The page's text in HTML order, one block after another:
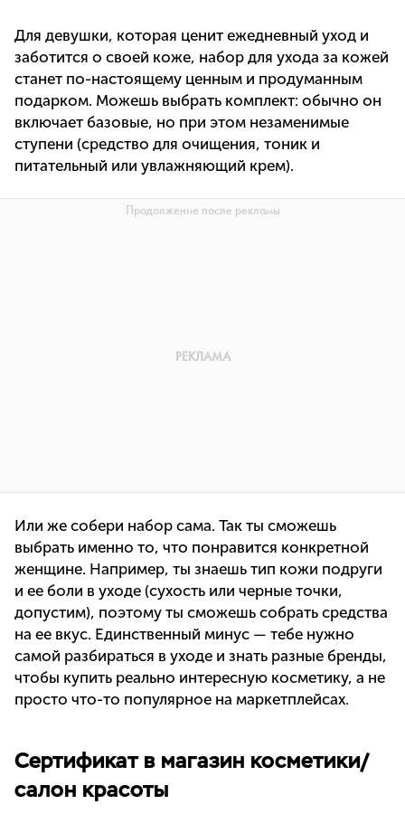
Для девушки, которая ценит ежедневный уход и
заботится о своей коже, набор для ухода за кожей
станет по-настоящему ценным и продуманным
подарком. Можешь выбрать комплект: обычно он
включает базовые, но при этом незаменимые
ступени (средство для очищения, тоник и
питательный или увлажняющий крем).
Или же собери набор сама. Так ты сможешь
выбрать именно то, что понравится конкретной
женщине. Например, ты знаешь тип кожи подруги
и ее боли в уходе (сухость или черные точки,
допустим), поэтому ты сможешь собрать средства
на ее вкус. Единственный минус — тебе нужно
самой разбираться в уходе и знать разные бренды,
чтобы купить реально интересную косметику, а не
просто что-то популярное на маркетплейсах.
Сертификат в магазин косметики/
салон красоты